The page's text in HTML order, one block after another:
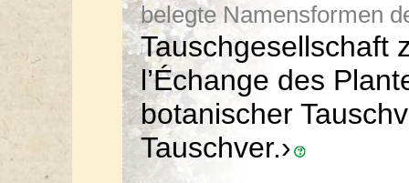
belegte Namensformen
Tauschgesellschaft
l’Échange des
botanischer
Tauschver.›